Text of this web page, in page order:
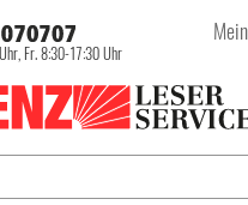
Fr. 8:30-17:30 Uhr